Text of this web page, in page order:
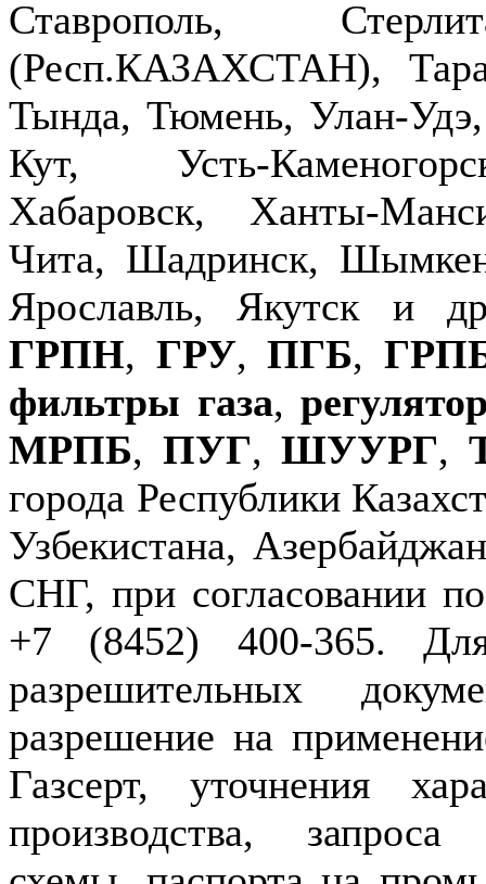
Ставрополь,
(Респ.КАЗАХСТАН),
Тында, Тюмень, Улан-
Кут, Усть-
Хабаровск, Ханты-
Чита, Шадринск,
Ярославль, Якутск и
ГРПН, ГРУ,ПГБ,
фильтры газа,
МРПБ, ПУГ,ШУУРГ,
города Республики
Узбекистана,
СНГ, при согласовании
+7 (8452) 400-365.
разрешительных
разрешение на
Газсерт, уточнения
производства,